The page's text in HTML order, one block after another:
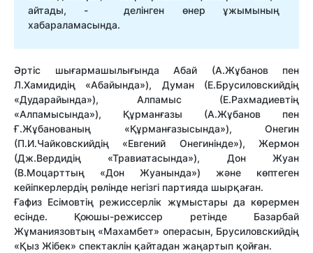
айтады, - делінген өнер ұжымының
хабараламасында.
Әртіс шығармашылығында Абай (А.Жұбанов пен
Л.Хамидидің «Абайында»), Думан (Е.Брусиловскийдің
«Дударайында»), Алпамыс (Е.Рахмадиевтің
«Алпамысында»), Құрманғазы (А.Жұбанов пен
Ғ.Жұбанованың «Құрманғазысында»), Онегин
(П.И.Чайковскийдің «Евгений Онегинінде»), Жермон
(Дж.Вердидің «Травиатасында»), Дон Жуан
(В.Моцарттың «Дон Жуанында») және көптеген
кейіпкерлердің рөлінде негізгі партияда шырқаған.
Ғафиз Есімовтің режиссерлік жұмыстары да көрермен
есінде. Қоюшы-режиссер ретінде Базарбай
Жұманиязовтың «Махамбет» операсын, Брусиловскийдің
«Қыз Жібек» спектаклін қайтадан жаңартып қойған.